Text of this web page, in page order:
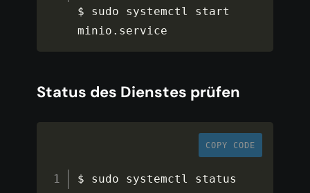
$ sudo systemctl start
minio . service
Status des Dienstes prüfen
COPY CODE
$ sudo systemctl status